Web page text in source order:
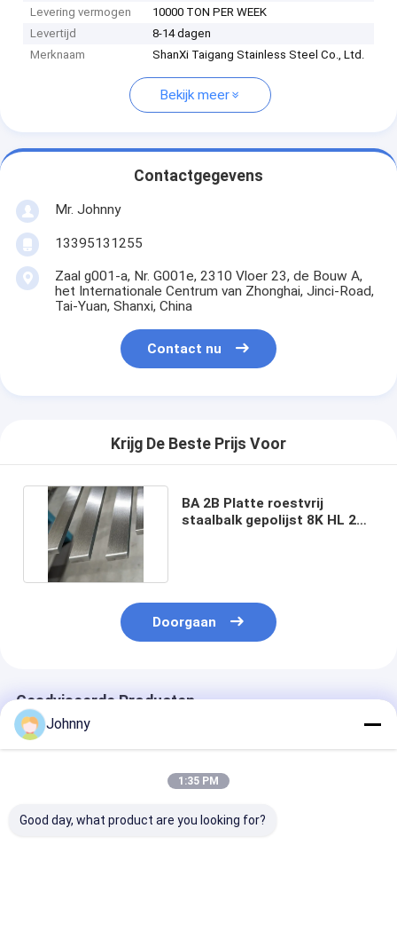
Levering vermogen
10000 TON PER WEEK
Levertijd
8-14 dagen
Merknaam
ShanXi Taigang Stainless Steel Co., Ltd.
Bekijk meer
Contactgegevens
Mr. Johnny
13395131255
Zaal g001-a, Nr. G001e, 2310 Vloer 23, de Bouw A,
het Internationale Centrum van Zhonghai, Jinci-Road,
Tai-Yuan, Shanxi, China
Contact nu
Krijg De Beste Prijs Voor
BA 2B Platte roestvrij
staalbalk gepolijst 8K HL 2D
Doorgaan
Geadviseerde Producten
Johnny
1:35 PM
Good day, what product are you looking for?